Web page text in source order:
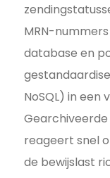
MRN-
database en
NoSQL) in een
reageert snel
de bewijslast